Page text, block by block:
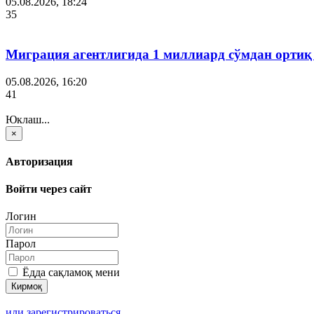
35
Миграция агентлигида 1 миллиард сўмдан
05.08.2026, 16:20
41
Юклаш...
×
Авторизация
Войти через сайт
Логин
Парол
Ёдда сақламоқ мени